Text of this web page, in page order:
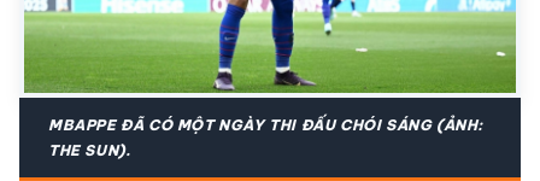
MBAPPE ĐÃ CÓ MỘT NGÀY THI ĐẤU CHÓI SÁNG (ẢNH:
THE SUN).